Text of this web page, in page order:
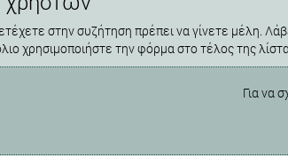
στην συζήτηση πρέπει να γίνετε μέλη.
χρησιμοποιήστε την φόρμα στο τέλος της
Για να